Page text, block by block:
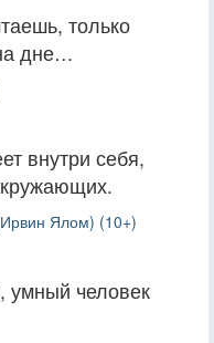
только
дне…
внутри себя,
Ялом) (10+)
умный человек